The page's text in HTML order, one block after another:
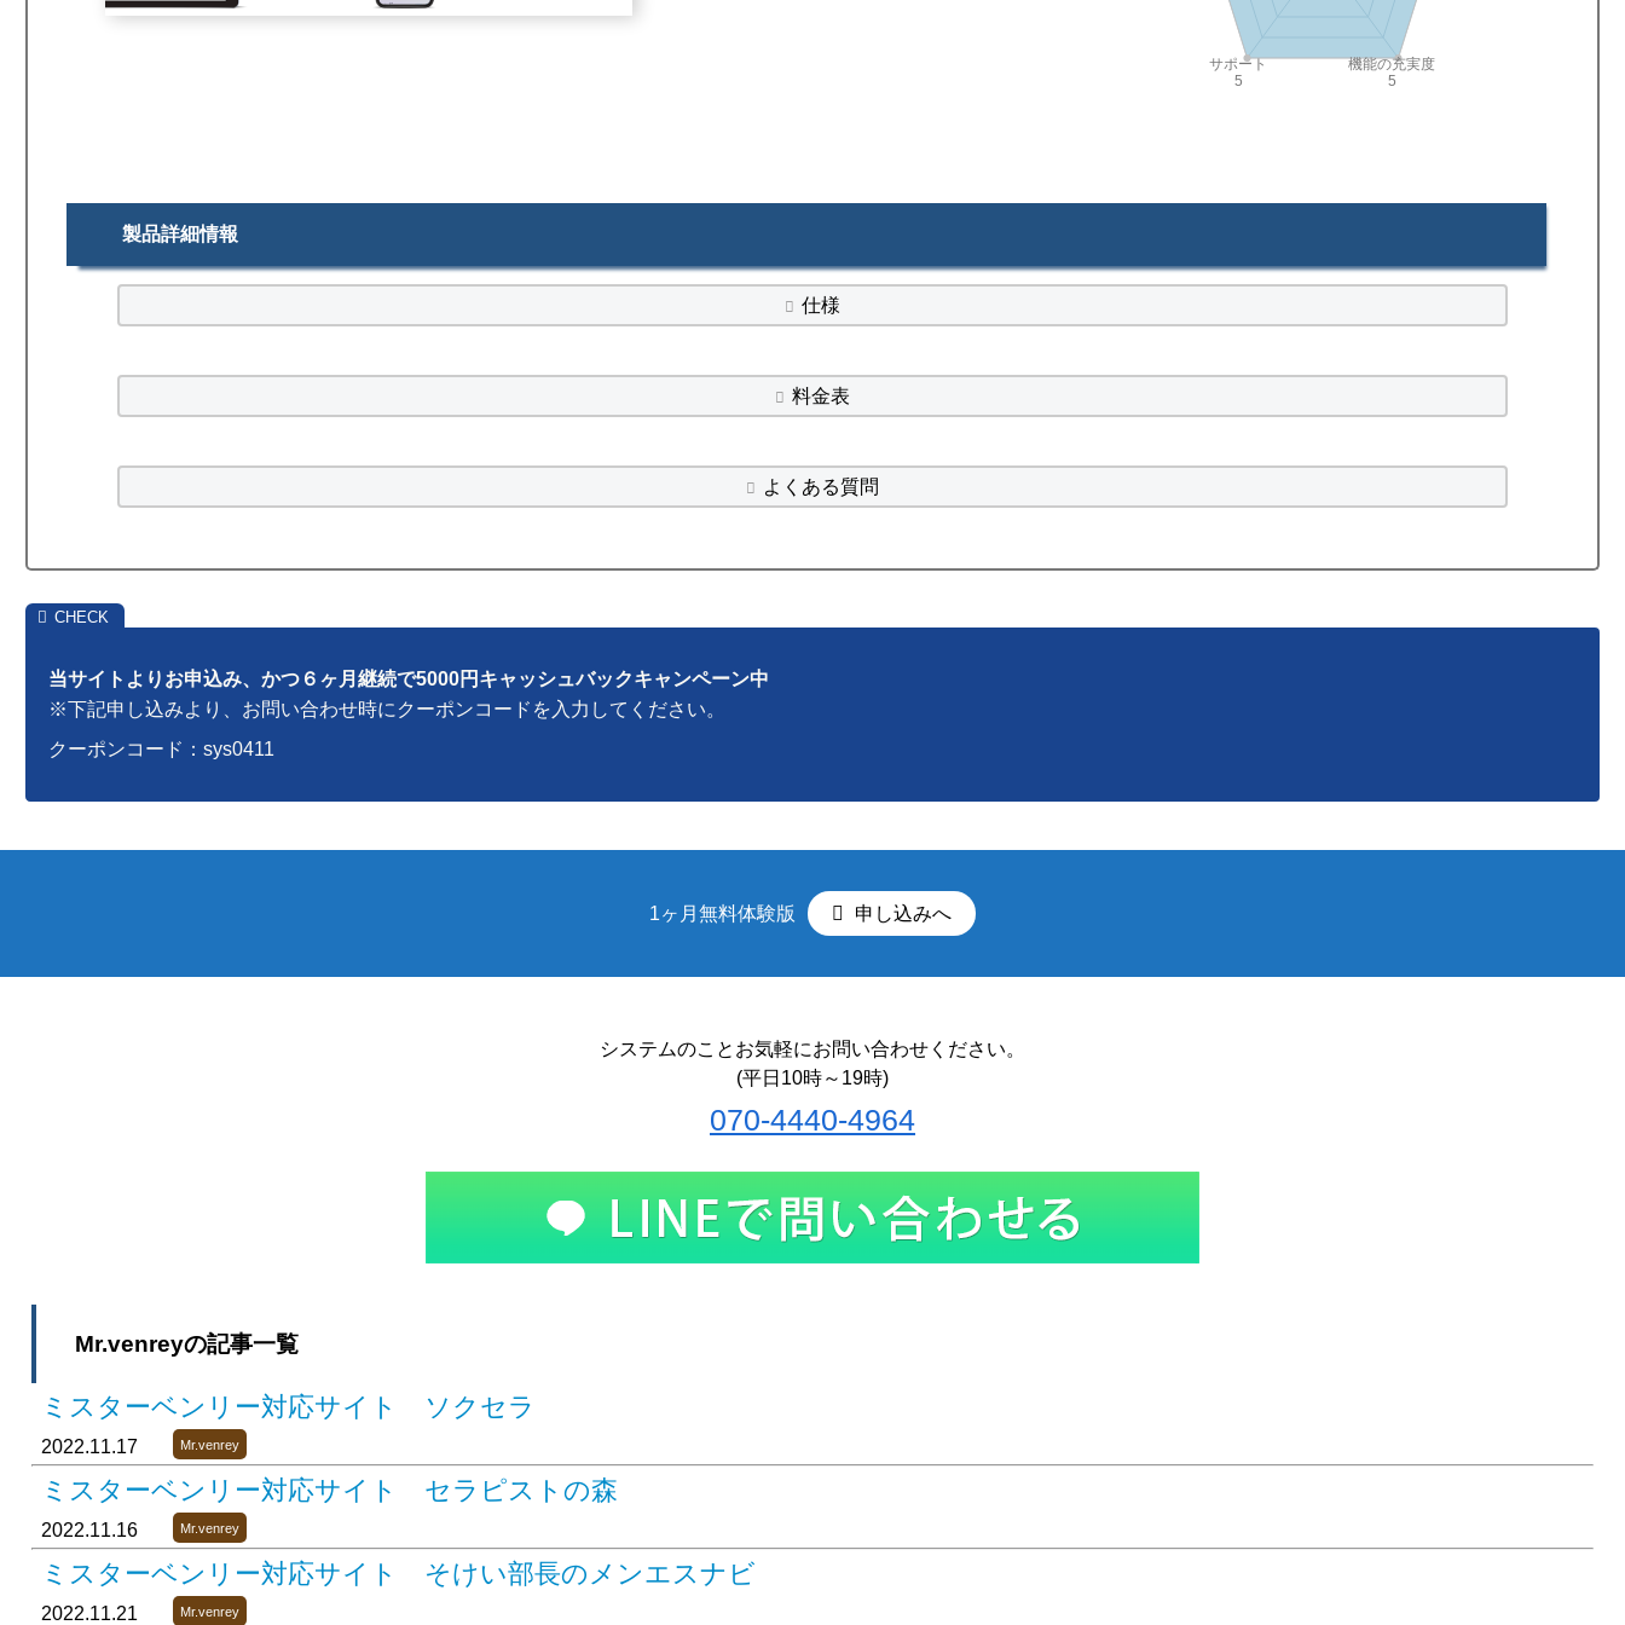
サポート
5
機能の充実度
5
製品詳細情報
仕様
料金表
よくある質問
当サイトよりお申込み、かつ６ヶ月継続で5000円キャッシュバックキャンペーン中
※下記申し込みより、お問い合わせ時にクーポンコードを入力してください。
クーポンコード：sys0411
1ヶ月無料体験版 申し込みへ
システムのことお気軽にお問い合わせください。
(平日10時～19時)
070-4440-4964
Mr.venreyの記事一覧
ミスターベンリー対応サイト ソクセラ
2022.11.17 Mr.venrey
ミスターベンリー対応サイト セラピストの森
2022.11.16 Mr.venrey
ミスターベンリー対応サイト そけい部長のメンエスナビ
2022.11.21 Mr.venrey